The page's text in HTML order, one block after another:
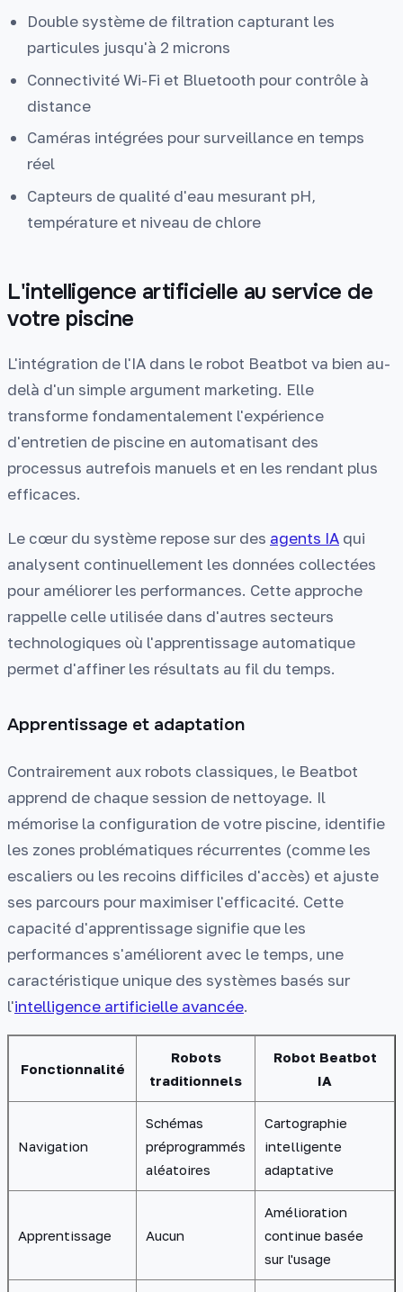
Double système de filtration capturant les
particules jusqu'à 2 microns
Connectivité Wi-Fi et Bluetooth pour contrôle à
distance
Caméras intégrées pour surveillance en temps
réel
Capteurs de qualité d'eau mesurant pH,
température et niveau de chlore
L'intelligence artificielle au service de
votre piscine
L'intégration de l'IA dans le robot Beatbot va bien au-
delà d'un simple argument marketing. Elle
transforme fondamentalement l'expérience
d'entretien de piscine en automatisant des
processus autrefois manuels et en les rendant plus
efficaces.
Le cœur du système repose sur des agents IA qui
analysent continuellement les données collectées
pour améliorer les performances. Cette approche
rappelle celle utilisée dans d'autres secteurs
technologiques où l'apprentissage automatique
permet d'affiner les résultats au fil du temps.
Apprentissage et adaptation
Contrairement aux robots classiques, le Beatbot
apprend de chaque session de nettoyage. Il
mémorise la configuration de votre piscine, identifie
les zones problématiques récurrentes (comme les
escaliers ou les recoins difficiles d'accès) et ajuste
ses parcours pour maximiser l'efficacité. Cette
capacité d'apprentissage signifie que les
performances s'améliorent avec le temps, une
caractéristique unique des systèmes basés sur
l'intelligence artificielle avancée.
Fonctionnalité
Robots
traditionnels
Robot Beatbot
IA
Navigation
Schémas
préprogrammés
aléatoires
Cartographie
intelligente
adaptative
Apprentissage Aucun
Amélioration
continue basée
sur l'usage